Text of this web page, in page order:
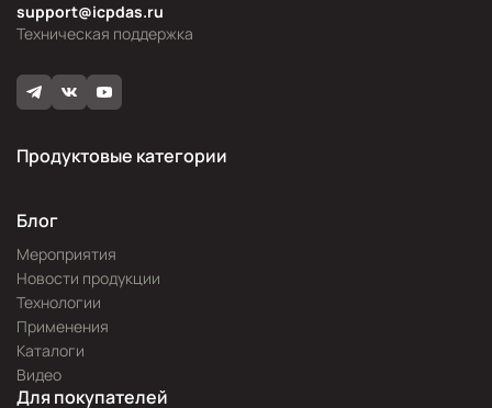
Техническая поддержка
support@icpdas.ru
Продуктовые категории
Блог
Мероприятия
Новости продукции
Технологии
Применения
Каталоги
Видео
Для покупателей